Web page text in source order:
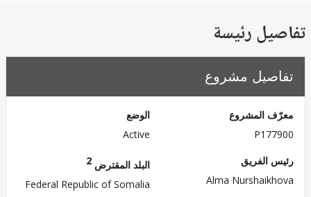
رئيسة
مشروع
المشروع
الفريق
Alma
البلد المقترض
Federal Republic of Somalia